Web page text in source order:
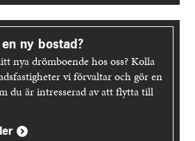
ny bostad?
nya drömboende hos oss? Kolla
vi förvaltar och gör en
du är intresserad av att flytta till